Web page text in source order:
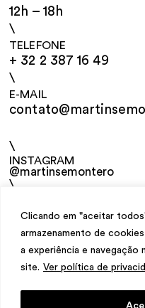
Clicando em "aceitar
armazenamento de
a experiência e navegação
site. Ver política de
12h – 18h
\
TELEFONE
+ 32 2 387 16 49
\
E-MAIL
\
INSTAGRAM
@martinsemontero
\